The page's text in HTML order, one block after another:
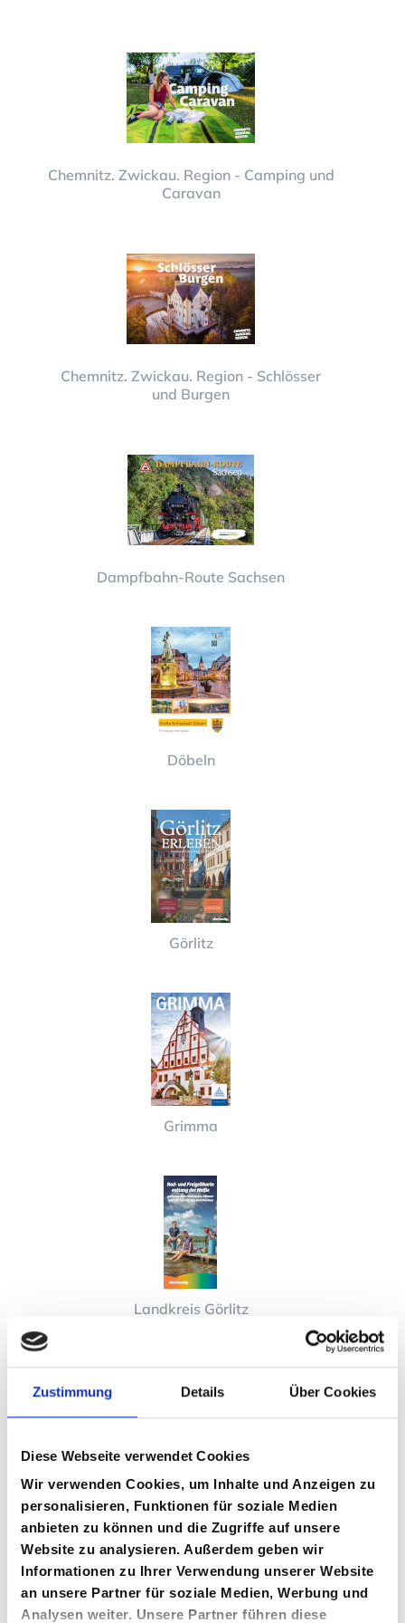
Zustimmung Details Über Cookies
Diese Webseite verwendet Cookies
Wir verwenden Cookies, um Inhalte und Anzeigen zu
personalisieren, Funktionen für soziale Medien
anbieten zu können und die Zugriffe auf unsere
Website zu analysieren. Außerdem geben wir
Informationen zu Ihrer Verwendung unserer Website
an unsere Partner für soziale Medien, Werbung und
Analysen weiter. Unsere Partner führen diese
Chemnitz. Zwickau. Region - Camping und
Caravan
Chemnitz. Zwickau. Region - Schlösser
und Burgen
Dampfbahn-Route Sachsen
Döbeln
Görlitz
Grimma
Landkreis Görlitz
Landurlaub in Sachsen